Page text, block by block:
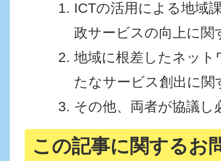
ICTの活用による地域
政サービスの向上に関
地域に根差したネット
たなサービス創出に関
その他、両者が協議し
この記事に関するお